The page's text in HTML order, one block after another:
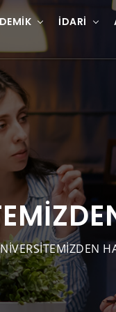
İDARI